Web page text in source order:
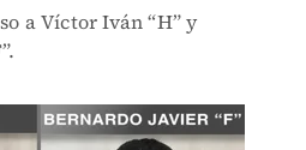
a Víctor Iván “H” y